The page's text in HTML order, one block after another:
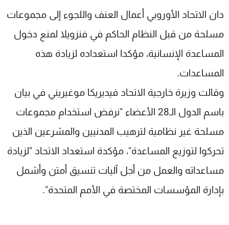
دان الاتحاد الأوروبي أعمال العنف واللجوء إلى مجموعات
مسلحة من قبل النظام الحاكم في فنزويلا لمنع دخول
المساعدة الإنسانية، مؤكدا استعداده لزيادة هذه
المساعدات.
وقالت وزيرة خارجية الاتحاد فيديريكا موغيريني في بيان
باسم الدول الـ28 الأعضاء "نرفض استخدام مجموعات
مسلحة غير نظامية لترهيب المدنيين والمشرعين الذين
تحركوا لتوزيع المساعدة"، مؤكدة استعداد الاتحاد "لزيادة
مساعداته والعمل من أجل آليات تنسيق أمتن وأشمل
بإدارة المؤسسات المختصة في الأمم المتحدة".
شاهد البرامج
عن MTV
الإنـتـاج
وظائف
سياسة الخصوصية